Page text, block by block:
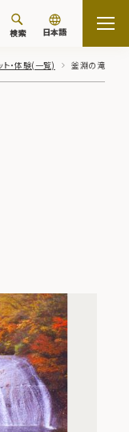
検索 日本語
ト・体験(一覧) 釜淵の滝